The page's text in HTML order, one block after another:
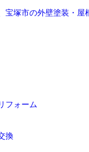
フォーム
換